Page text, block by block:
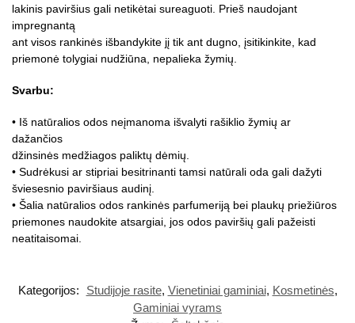
lakinis paviršius gali netikėtai sureaguoti. Prieš naudojant
impregnantą
ant visos rankinės išbandykite jį tik ant dugno, įsitikinkite, kad
priemonė tolygiai nudžiūna, nepalieka žymių.
Svarbu:
• Iš natūralios odos neįmanoma išvalyti rašiklio žymių ar
dažančios
džinsinės medžiagos paliktų dėmių.
• Sudrėkusi ar stipriai besitrinanti tamsi natūrali oda gali dažyti
šviesesnio paviršiaus audinį.
• Šalia natūralios odos rankinės parfumeriją bei plaukų priežiūros
priemones naudokite atsargiai, jos odos paviršių gali pažeisti
neatitaisomai.
Kategorijos: Studijoje rasite, Vienetiniai gaminiai, Kosmetinės,
Gaminiai vyrams